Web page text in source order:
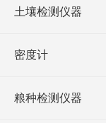
土壤检测仪器
密度计
粮种检测仪器